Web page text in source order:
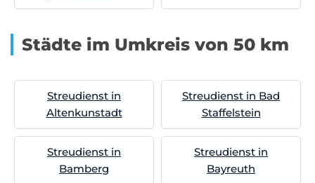
Städte im Umkreis von 50 km
Streudienst in
Altenkunstadt
Streudienst in Bad
Staffelstein
Streudienst in
Bamberg
Streudienst in
Bayreuth